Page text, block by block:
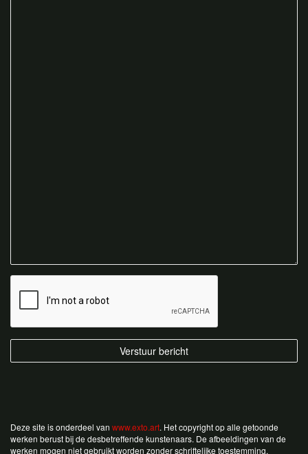
Deze site is onderdeel van www.exto.art. Het copyright op alle getoonde
werken berust bij de desbetreffende kunstenaars. De afbeeldingen van de
werken mogen niet gebruikt worden zonder schriftelijke toestemming.